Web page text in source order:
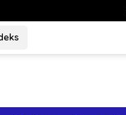
Sehari di Kota Lama